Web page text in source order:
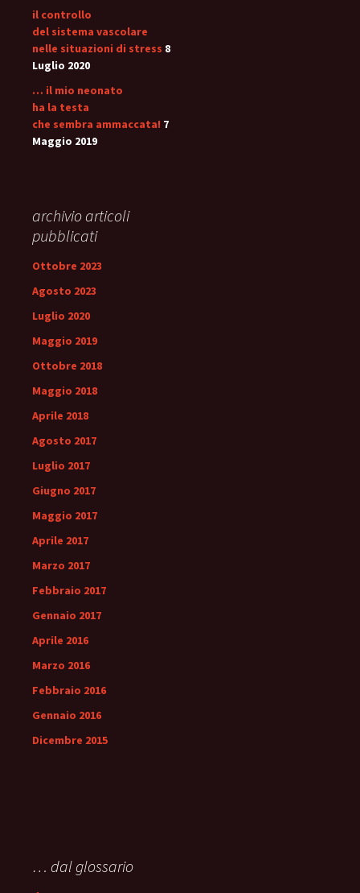
il controllo
del sistema vascolare
nelle situazioni di stress 8
Luglio 2020
… il mio neonato
ha la testa
che sembra ammaccata! 7
Maggio 2019
archivio articoli
pubblicati
Ottobre 2023
Agosto 2023
Luglio 2020
Maggio 2019
Ottobre 2018
Maggio 2018
Aprile 2018
Agosto 2017
Luglio 2017
Giugno 2017
Maggio 2017
Aprile 2017
Marzo 2017
Febbraio 2017
Gennaio 2017
Aprile 2016
Marzo 2016
Febbraio 2016
Gennaio 2016
Dicembre 2015
… dal glossario